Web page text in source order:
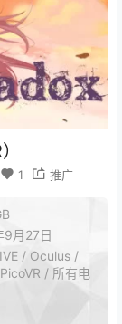
1 推广
9月27日
/ Oculus /
/ 所有电